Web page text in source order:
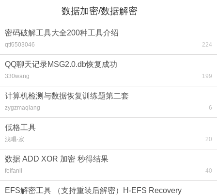
数据加密/数据解密
密码破解工具大全200种工具介绍
qtf6503046 224
QQ聊天记录MSG2.0.db恢复成功
330wang 199
计算机检测与数据恢复训练题第二套
zygzmaqiang 6
低格工具
浅唱·寂 20
数据 ADD XOR 加密 秒得结果
feifanll 40
EFS解密工具 （支持重装后解密）H-EFS Recovery